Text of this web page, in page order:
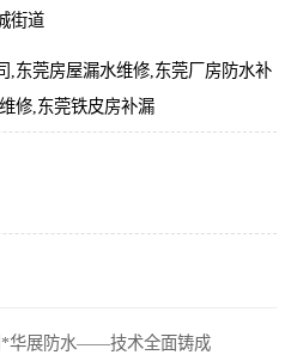
街道
,东莞房屋漏水维修,东莞厂房防水补
修,东莞铁皮房补漏
*华展防水——技术全面铸成